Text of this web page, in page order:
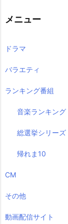
メニュー
ドラマ
バラエティ
ランキング番組
音楽ランキング
総選挙シリーズ
帰れま10
CM
その他
動画配信サイト